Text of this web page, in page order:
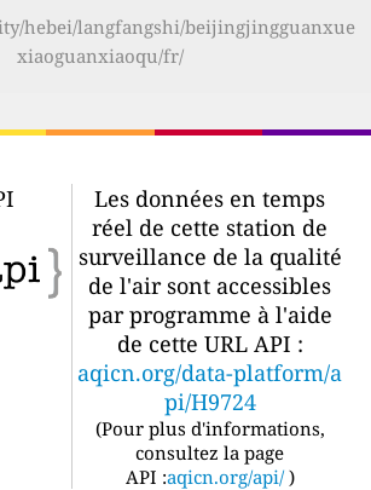
hebei/langfangshi/beijingjingguanxue
xiaoguanxiaoqu/fr/
Les données en temps
réel de cette station de
surveillance de la qualité
de l'air sont accessibles
par programme à l'aide
de cette URL API :
aqicn.org/data-platform/a
pi/H9724
(Pour plus d'informations,
consultez la page
API :aqicn.org/api/ )